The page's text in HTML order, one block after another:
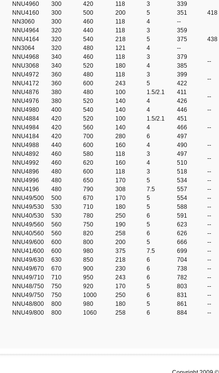
NNU4960
300 420 118 3
339
418
NNU4160 300 500 200 5
351
NN3060
300 460 118 4
--
NNU4964
320 440 118 3
359
438
NNU4164 320 540 218 5
375
NN3064
320 480 121 4
--
NNU4968
340 460 118 3 379
--
NNU3068 340 520 180 4
385
NNU4972
360 480 118 3 399
--
NNU4172 360 600 243 5
422
NNU4876
380 480 100 1.5/2.1 411
--
NNU4976 380 520 140 4
426
NNU4980
400 540 140 4 446
--
NNU4884
420 520 100 1.5/2.1
451
--
NNU4984 420 560 140 4
466
NNU4184
420 700 280 6
497
NNU4988
440 600 160 4 490
--
NNU4892
460 580 118 3 497
--
NNU4992 460 620 160 4
510
NNU4896
480 600 118 3 518
--
NNU4996
480 650 170 5 534
--
NNU4196
480 790 308 7.5 557
--
NNU49/500
500 670 170 5 554
--
NNU49/530
530 710 180 5 588
--
NNU40/530
530 780 250 6 591
--
NNU49/560
560 750 190 5 623
--
NNU40/560
560 820 258 6 626
--
NNU49/600
600 800 200 5 666
--
NNU41/600
600 980 375 7.5 699
--
NNU49/630
630 850 218 6 704
--
NNU49/670
670 900 230 6 738
--
NNU49/710
710 950 243 6 782
--
NNU48/750
750 920 170 5 803
--
NNU49/750
750 1000 250 6 831
--
NNU48/800
800 980 180 5 861
--
NNU49/800
800 1060 258 6 884 --